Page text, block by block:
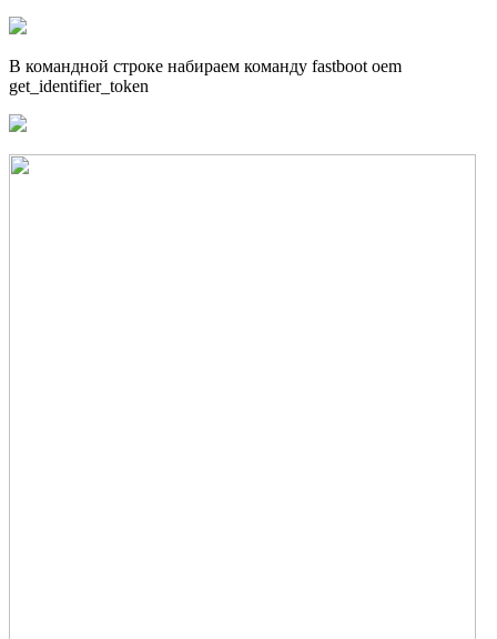
В командной строке набираем команду fastboot oem
get_identifier_token